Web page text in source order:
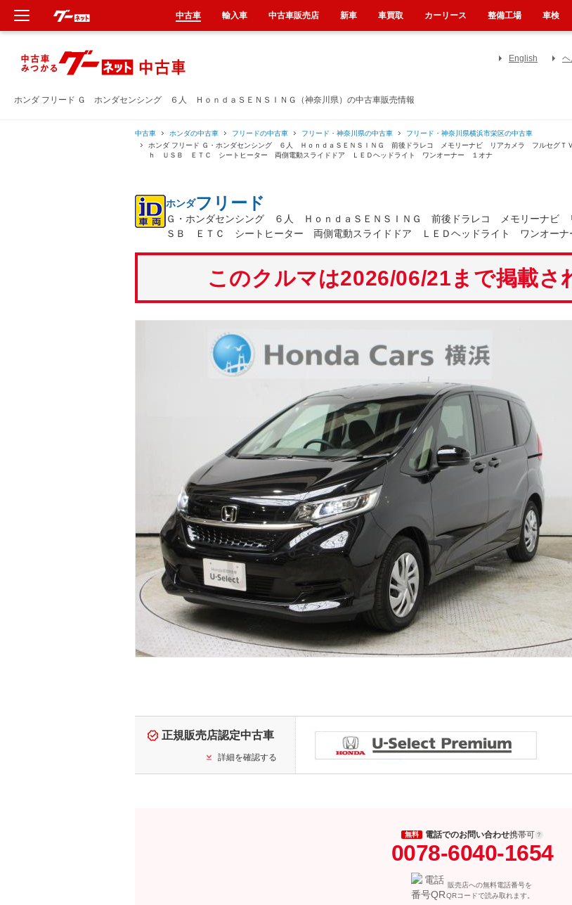
ホンダ フリード Ｇ ホンダセンシング ６人 ＨｏｎｄａＳＥＮＳＩＮＧ（神奈川県）の中古車販売情報
English
中古車 ホンダの中古車 フリードの中古車 フリード・神奈川県の中古車
フリード・神奈川県横浜市栄区の中古車
ホンダ フリード Ｇ・ホンダセンシング ６人 ＨｏｎｄａＳＥＮＳＩＮＧ 前後ドラレコ メモリーナビ リアカメラ フルセグＴ
ｈ ＵＳＢ ＥＴＣ シートヒーター 両側電動スライドドア ＬＥＤヘッドライト ワンオーナー １オナ
ホンダフリード
Ｇ・ホンダセンシング ６人 ＨｏｎｄａＳＥＮＳＩＮＧ 前後ドラレコ メモリーナ
ＳＢ ＥＴＣ シートヒーター 両側電動スライドドア ＬＥＤヘッドライト ワンオーナ
このクルマは2026/06/21まで掲載さ
正規販売店認定中古車
詳細を確認する
無料 電話でのお問い合わせ携帯可
0078-6040-1654
販売店への無料電話番号を
QRコードで読み取れます。
中古車 輸入車 中古車販売店 新車 車買取 カーリース 整備工場 車検
新車
中古車